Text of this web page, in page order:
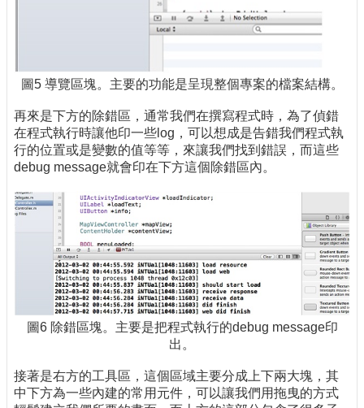
圖5 導覽區塊。主要的功能是呈現整個專案的檔案結構。
再來是下方的除錯區，通常我們在撰寫程式時，為了偵錯
在程式執行時讓他印一些log，可以想成是告錯我們程式執
行的位置或是變數的值等等，來讓我們找到錯誤，而這些
debug message就會印在下方這個除錯區內。
圖6 除錯區塊。主要是把程式執行的debug message印
出。
接著是右方的工具區，這個區域主要分成上下兩大塊，其
中下方為一些內建的常用元件，可以讓我們用拖曳的方式